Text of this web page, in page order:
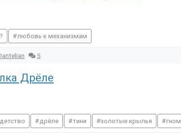
любовь к механизмам
5
Дрёле
детство дрёле тини золотые крылья гном